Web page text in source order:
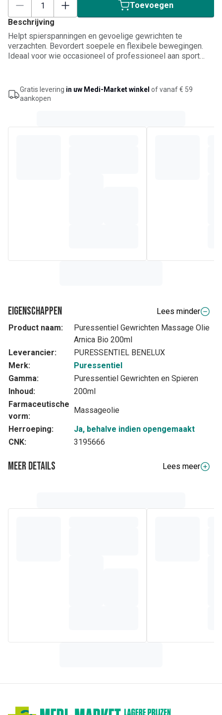
Toevoegen
Beschrijving
Helpt spierspanningen en gevoelige gewrichten te
verzachten. Bevordert soepele en flexibele bewegingen.
Ideaal voor wie occasioneel of professioneel aan sport
Gratis levering in uw Medi-Market winkel of vanaf € 59
aankopen
Eigenschappen
Lees minder
Product naam:
Puressentiel Gewrichten Massage Olie
Arnica Bio 200ml
Leverancier:
PURESSENTIEL BENELUX
Merk:
Puressentiel
Gamma:
Puressentiel Gewrichten en Spieren
Inhoud:
200ml
Farmaceutische
vorm:
Massageolie
Herroeping:
Ja, behalve indien opengemaakt
CNK:
3195666
Meer details
Lees meer
natuurlijke arnicatinctuur - Tolerantie getest - Zonder
JUNIPERUS COMMUNIS WOOD OIL, EUGENIA
Muskaatnoot, Pijnboom, Rozemarijn, Terpentijn